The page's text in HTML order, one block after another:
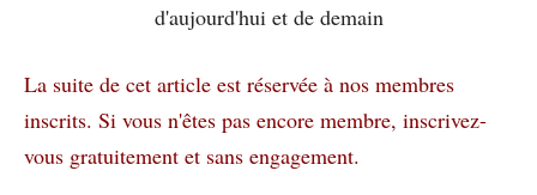
d'aujourd'hui et de demain
La suite de cet article est réservée à nos membres
inscrits. Si vous n'êtes pas encore membre, inscrivez-
vous gratuitement et sans engagement.